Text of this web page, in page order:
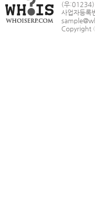
(우
사업자등
Copyright